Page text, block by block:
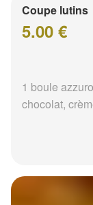
Coupe lutins
5.00 €
1 boule
chocolat,